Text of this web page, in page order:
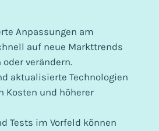
Anpassungen am
auf neue Markttrends
verändern.
aktualisierte Technologien
Kosten und höherer
Tests im Vorfeld können